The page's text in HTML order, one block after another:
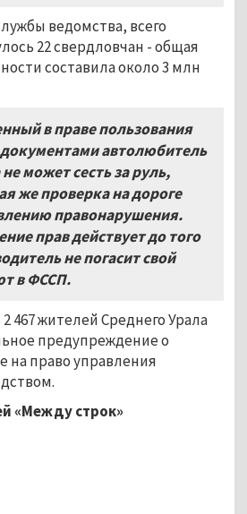
ведомства, всего
22 свердловчан - общая
составила около 3 млн
в праве пользования
автолюбитель
может сесть за руль,
же проверка на дороге
правонарушения.
прав действует до того
не погасит свой
в ФССП.
467 жителей Среднего Урала
предупреждение о
на право управления
«Между строк»